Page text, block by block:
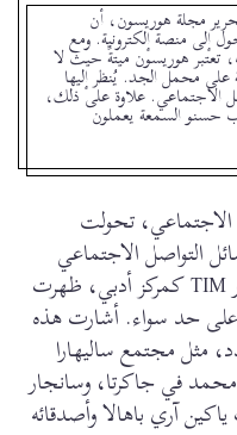
مجلة هوريسون، أن
إلى منصة إلكترونية. ومع
هوريسون ميتةً حيث لا
محمل الجد. يُنظر إليها
الاجتماعي. علاوة على ذلك،
حسنو السمعة يعملون
الاجتماعي، تحولت
التواصل الاجتماعي
الشخصية للكتاب المعنيين. مع انهيار TIM كمركز أدبي، ظهرت
على حد سواء. أشارت هذه
مثل مجتمع ساليهارا
في جاكرتا، وسانجار
آري باهالا وأصدقائه